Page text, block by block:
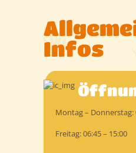
Infos
Montag – Donnerstag:
Freitag: 06:45 – 15:00